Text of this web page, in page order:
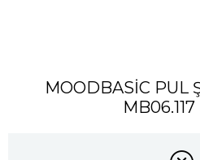
MOODBASİC PUL